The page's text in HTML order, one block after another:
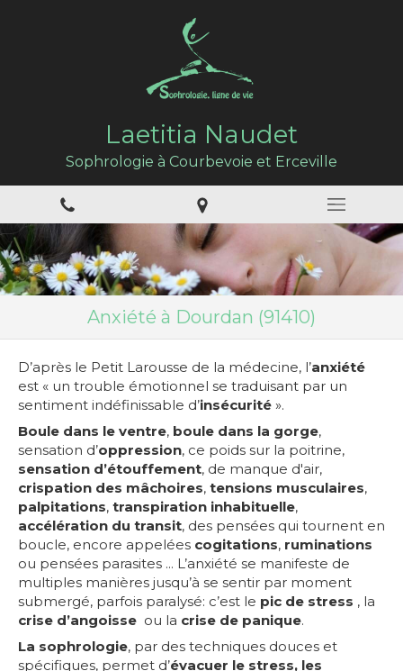
Laetitia Naudet
Sophrologie à Courbevoie et Erceville
Anxiété à Dourdan (91410)
D’après le Petit Larousse de la médecine, l’anxiété
est « un trouble émotionnel se traduisant par un
sentiment indéfinissable d’insécurité ».
Boule dans le ventre, boule dans la gorge,
sensation d’oppression, ce poids sur la poitrine,
sensation d’étouffement, de manque d'air,
crispation des mâchoires, tensions musculaires,
palpitations, transpiration inhabituelle,
accélération du transit, des pensées qui tournent en
boucle, encore appelées cogitations, ruminations
ou pensées parasites ... L’anxiété se manifeste de
multiples manières jusqu’à se sentir par moment
submergé, parfois paralysé: c’est le pic de stress , la
crise d’angoisse ou la crise de panique.
La sophrologie, par des techniques douces et
spécifiques, permet d’évacuer le stress, les